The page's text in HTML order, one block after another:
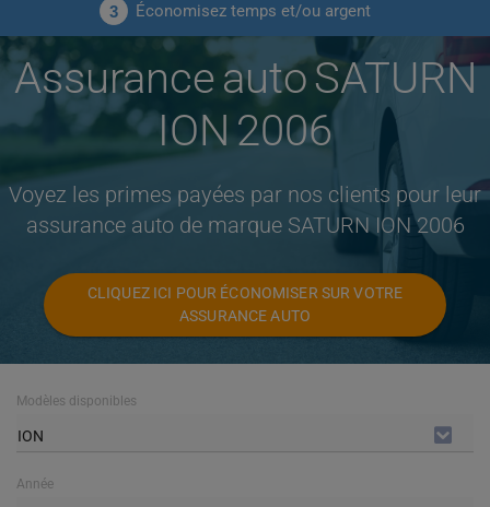
3 Économisez temps et/ou argent
Assurance auto SATURN
ION 2006
Voyez les primes payées par nos clients pour leur
assurance auto de marque SATURN ION 2006
CLIQUEZ ICI POUR ÉCONOMISER SUR VOTRE
ASSURANCE AUTO
Modèles disponibles
ION
Année